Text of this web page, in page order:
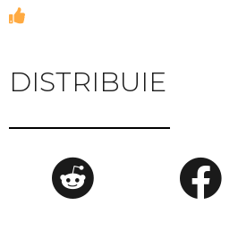
DISTRIBUIE